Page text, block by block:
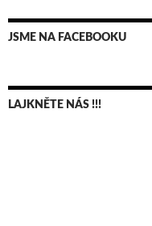
JSME NA FACEBOOKU
LAJKNĚTE NÁS !!!